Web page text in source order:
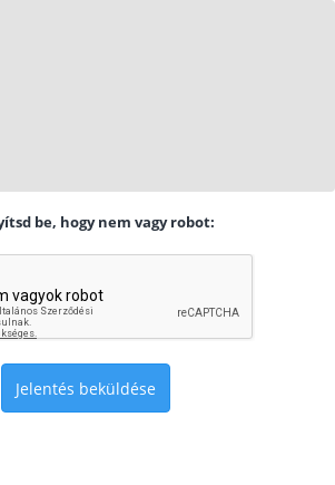
be, hogy nem vagy robot:
Jelentés beküldése